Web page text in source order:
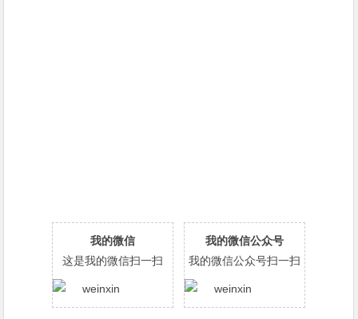
我的微信
这是我的微信扫一扫
我的微信公众号
我的微信公众号扫一扫